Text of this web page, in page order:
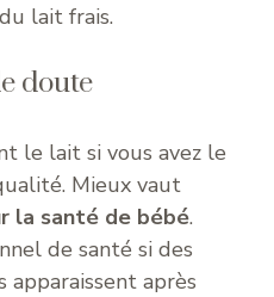
lait frais.
doute
le lait si vous avez le
Mieux vaut
la santé de bébé.
de santé si des
après